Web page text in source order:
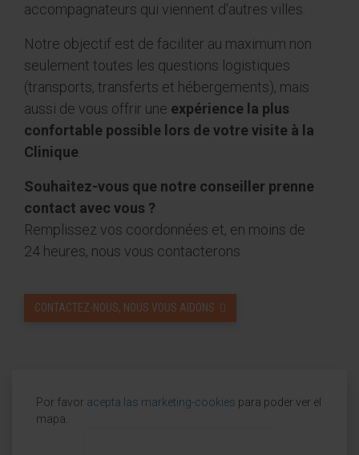
accompagnateurs qui viennent d'autres villes.
Notre objectif est de faciliter au maximum non
seulement toutes les questions logistiques
(transports, transferts et hébergements), mais
aussi de vous offrir une expérience la plus
confortable possible lors de votre visite à la
Clinique
Souhaitez-vous que notre conseiller prenne
contact avec vous ?
Remplissez vos coordonnées et, en moins de
24 heures, nous vous contacterons.
CONTACTEZ-NOUS, NOUS VOUS AIDONS
Por favor acepta las marketing-cookies para poder ver el
mapa.